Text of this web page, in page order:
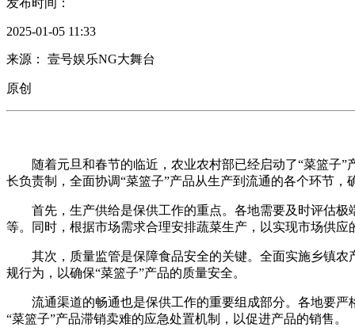
发布时间：
2025-01-05 11:33
来源： 壹号娱乐NG大舞台
原创
随着元旦和春节的临近，农业农村部已经启动了“菜篮子”
长负责制，全面协调“菜篮子”产品从生产到流通的各个环节，
首先，生产供给是保供工作的重点。各地需要及时评估极
等。同时，根据市场需求合理安排蔬菜生产，以实现市场供
其次，质量监管是保障食品安全的关键。全面实施乡镇农
规行为，以确保“菜篮子”产品的质量安全。
流通渠道的畅通也是保供工作的重要组成部分。各地要严
“菜篮子”产品滞销卖难的应急处置机制，以促进产品的销售。